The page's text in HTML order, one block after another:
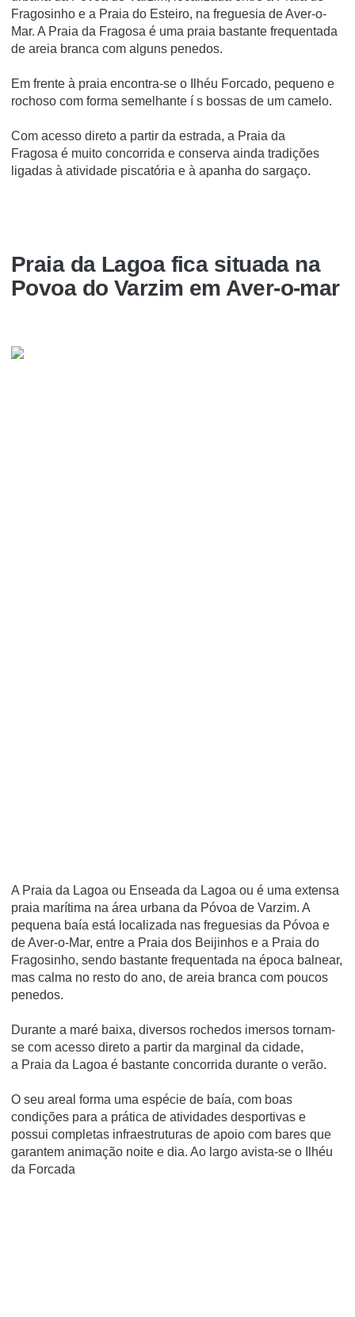
Fragosinho e a Praia do Esteiro, na freguesia de Aver-o-
Mar. A Praia da Fragosa é uma praia bastante frequentada
de areia branca com alguns penedos.
Em frente à praia encontra-se o Ilhéu Forcado, pequeno e
rochoso com forma semelhante í s bossas de um camelo.
Com acesso direto a partir da estrada, a Praia da
Fragosa é muito concorrida e conserva ainda tradições
ligadas à atividade piscatória e à apanha do sargaço.
Praia da Lagoa fica situada na
Povoa do Varzim em Aver-o-mar
A Praia da Lagoa ou Enseada da Lagoa ou é uma extensa
praia marí­tima na área urbana da Póvoa de Varzim. A
pequena baí­a está localizada nas freguesias da Póvoa e
de Aver-o-Mar, entre a Praia dos Beijinhos e a Praia do
Fragosinho, sendo bastante frequentada na época balnear,
mas calma no resto do ano, de areia branca com poucos
penedos.
Durante a maré baixa, diversos rochedos imersos tornam-
se com acesso direto a partir da marginal da cidade,
a Praia da Lagoa é bastante concorrida durante o verão.
O seu areal forma uma espécie de baía, com boas
condições para a prática de atividades desportivas e
possui completas infraestruturas de apoio com bares que
garantem animação noite e dia. Ao largo avista-se o Ilhéu
da Forcada